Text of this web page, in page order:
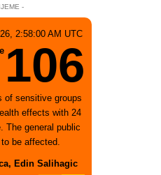
-
2:58:00 AM UTC
106
of sensitive groups
effects with 24
The general public
be affected.
Edin Salihagic